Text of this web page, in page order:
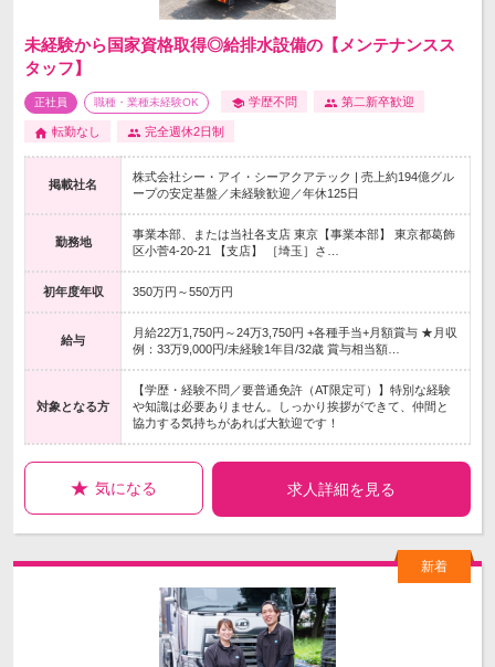
未経験から国家資格取得◎給排水設備の【メンテナンスス
タッフ】
正社員 職種・業種未経験OK 学歴不問 第二新卒歓迎
転勤なし 完全週休2日制
掲載社名
株式会社シー・アイ・シーアクアテック | 売上約194億グル
ープの安定基盤／未経験歓迎／年休125日
勤務地
事業本部、または当社各支店 東京【事業本部】 東京都葛飾
区小菅4-20-21 【支店】 ［埼玉］さ…
初年度年収 350万円～550万円
給与
月給22万1,750円～24万3,750円 +各種手当+月額賞与 ★月収
例：33万9,000円/未経験1年目/32歳 賞与相当額…
対象となる方
【学歴・経験不問／要普通免許（AT限定可）】特別な経験
や知識は必要ありません。しっかり挨拶ができて、仲間と
協力する気持ちがあれば大歓迎です！
気になる 求人詳細を見る